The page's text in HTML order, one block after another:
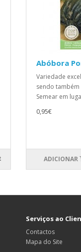
Abóbora
Variedade
sendo também
Semear em
0,95€
ADICIONAR
Serviços ao
Contactos
Mapa do Site